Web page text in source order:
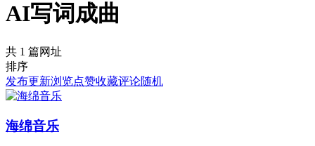
AI写词成曲
共 1 篇网址
排序
发布更新浏览点赞收藏评论随机
海绵音乐